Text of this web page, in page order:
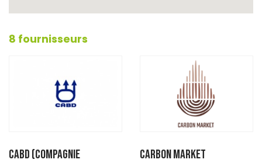
8 fournisseurs
CABD (Compagnie
CARBON MARKET